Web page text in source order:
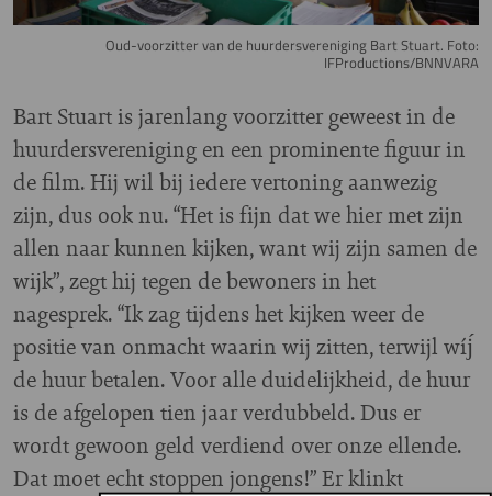
Oud-voorzitter van de huurdersvereniging Bart Stuart. Foto:
IFProductions/BNNVARA
Bart Stuart is jarenlang voorzitter geweest in de
huurdersvereniging en een prominente figuur in
de film. Hij wil bij iedere vertoning aanwezig
zijn, dus ook nu. “Het is fijn dat we hier met zijn
allen naar kunnen kijken, want wij zijn samen de
wijk”, zegt hij tegen de bewoners in het
nagesprek. “Ik zag tijdens het kijken weer de
positie van onmacht waarin wij zitten, terwijl wíj́
de huur betalen. Voor alle duidelijkheid, de huur
is de afgelopen tien jaar verdubbeld. Dus er
wordt gewoon geld verdiend over onze ellende.
Dat moet echt stoppen jongens!” Er klinkt